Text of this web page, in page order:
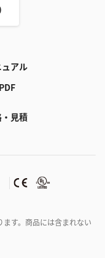
アル
見積
す。商品には含まれない